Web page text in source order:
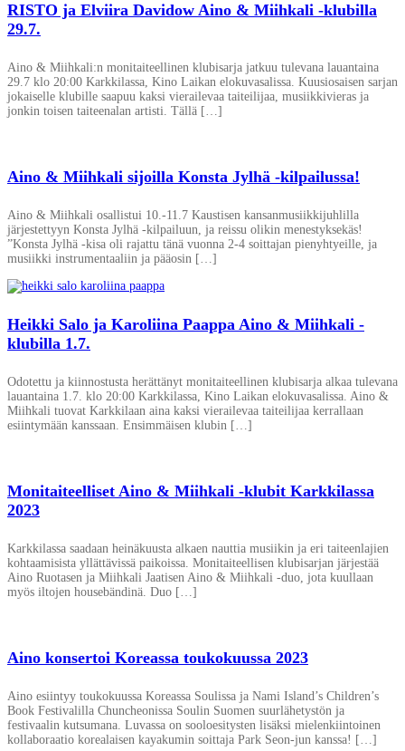
RISTO ja Elviira Davidow Aino & Miihkali -klubilla
29.7.
Aino & Miihkali:n monitaiteellinen klubisarja jatkuu tulevana lauantaina
29.7 klo 20:00 Karkkilassa, Kino Laikan elokuvasalissa. Kuusiosaisen sarjan
jokaiselle klubille saapuu kaksi vierailevaa taiteilijaa, musiikkivieras ja
jonkin toisen taiteenalan artisti. Tällä […]
Aino & Miihkali sijoilla Konsta Jylhä -kilpailussa!
Aino & Miihkali osallistui 10.-11.7 Kaustisen kansanmusiikkijuhlilla
järjestettyyn Konsta Jylhä -kilpailuun, ja reissu olikin menestyksekäs!
”Konsta Jylhä -kisa oli rajattu tänä vuonna 2-4 soittajan pienyhtyeille, ja
musiikki instrumentaaliin ja pääosin […]
Heikki Salo ja Karoliina Paappa Aino & Miihkali -
klubilla 1.7.
Odotettu ja kiinnostusta herättänyt monitaiteellinen klubisarja alkaa tulevana
lauantaina 1.7. klo 20:00 Karkkilassa, Kino Laikan elokuvasalissa. Aino &
Miihkali tuovat Karkkilaan aina kaksi vierailevaa taiteilijaa kerrallaan
esiintymään kanssaan. Ensimmäisen klubin […]
Monitaiteelliset Aino & Miihkali -klubit Karkkilassa
2023
Karkkilassa saadaan heinäkuusta alkaen nauttia musiikin ja eri taiteenlajien
kohtaamisista yllättävissä paikoissa. Monitaiteellisen klubisarjan järjestää
Aino Ruotasen ja Miihkali Jaatisen Aino & Miihkali -duo, jota kuullaan
myös iltojen housebändinä. Duo […]
Aino konsertoi Koreassa toukokuussa 2023
Aino esiintyy toukokuussa Koreassa Soulissa ja Nami Island’s Children’s
Book Festivalilla Chuncheonissa Soulin Suomen suurlähetystön ja
festivaalin kutsumana. Luvassa on sooloesitysten lisäksi mielenkiintoinen
kollaboraatio korealaisen kayakumin soittaja Park Seon-jun kanssa! […]